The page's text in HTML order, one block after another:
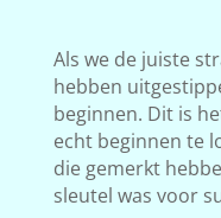
Als we de juiste
hebben
beginnen. Dit is
echt beginnen te
die gemerkt
sleutel was voor